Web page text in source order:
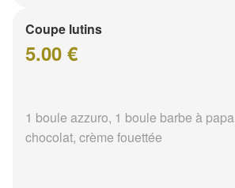
Coupe lutins
5.00 €
1 boule azzuro, 1 boule barbe à
chocolat, crème fouettée